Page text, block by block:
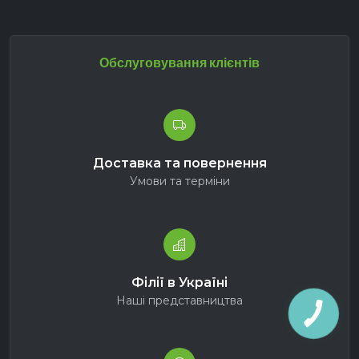
Обслуговування клієнтів
Доставка та повернення
Умови та терміни
Філії в Україні
Наші представництва